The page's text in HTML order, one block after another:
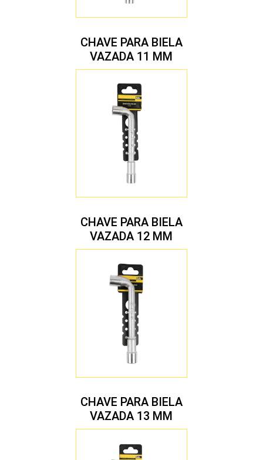
CHAVE PARA BIELA
VAZADA 11 MM
CHAVE PARA BIELA
VAZADA 12 MM
CHAVE PARA BIELA
VAZADA 13 MM